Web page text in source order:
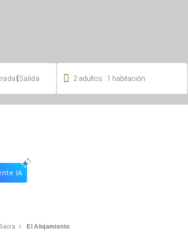
{Salida  2 adultos 1 habitación
IA
El Alojamiento